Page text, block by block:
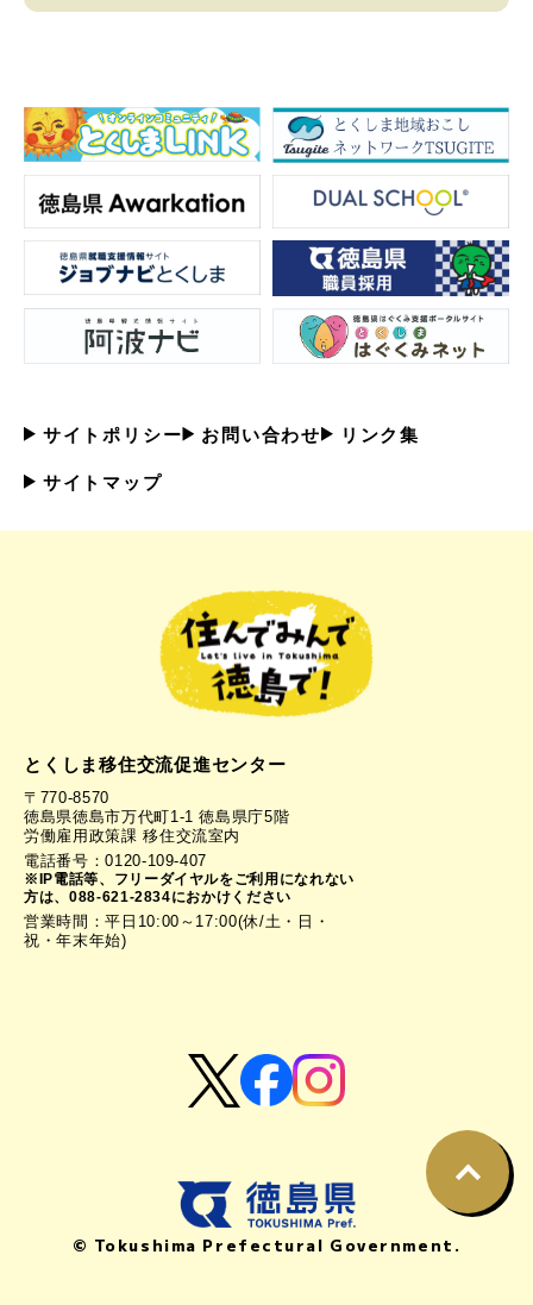
サイトポリシー お問い合わせ リンク集
サイトマップ
とくしま移住交流促進センター
〒770-8570
徳島県徳島市万代町1-1 徳島県庁5階
労働雇用政策課 移住交流室内
電話番号：0120-109-407
※IP電話等、フリーダイヤルをご利用になれない
方は、088-621-2834におかけください
営業時間：平日10:00～17:00(休/土・日・
祝・年末年始)
© Tokushima Prefectural Government.